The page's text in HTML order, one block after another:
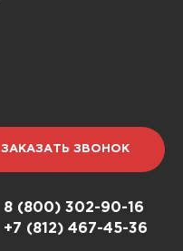
ЗАКАЗАТЬ ЗВОНОК
8 (800) 302-90-16
+7 (812) 467-45-36